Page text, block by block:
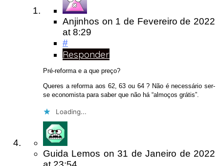
Anjinhos on 1 de Fevereiro de 2022
at 8:29
#
Responder
Pré-reforma e a que preço?
Queres a reforma aos 62, 63 ou 64 ? Não é necessário ser-
se economista para saber que não há “almoços grátis”.
Loading...
Guida Lemos on31 de Janeiro de 2022